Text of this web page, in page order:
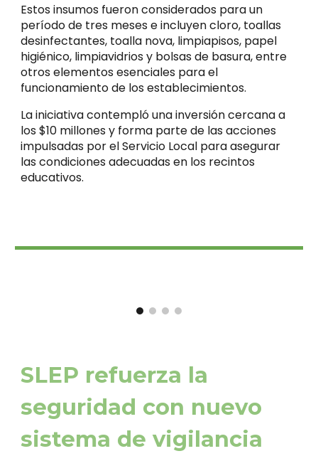
Estos insumos fueron considerados para un
período de tres meses e incluyen cloro, toallas
desinfectantes, toalla nova, limpiapisos, papel
higiénico, limpiavidrios y bolsas de basura, entre
otros elementos esenciales para el
funcionamiento de los establecimientos.
La iniciativa contempló una inversión cercana a
los $10 millones y forma parte de las acciones
impulsadas por el Servicio Local para asegurar
las condiciones adecuadas en los recintos
educativos.
SLEP refuerza la
seguridad con nuevo
sistema de vigilancia